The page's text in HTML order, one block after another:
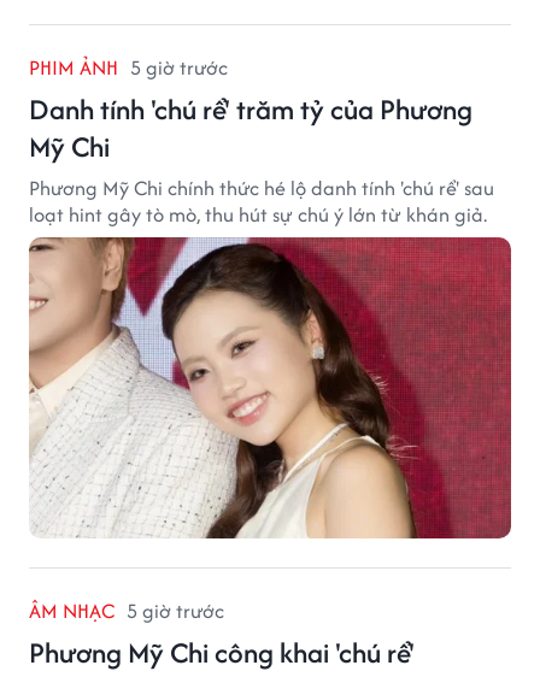
PHIM ẢNH 5 giờ trước
Danh tính 'chú rể' trăm tỷ của Phương
Mỹ Chi
Phương Mỹ Chi chính thức hé lộ danh tính 'chú rể' sau
loạt hint gây tò mò, thu hút sự chú ý lớn từ khán giả.
ÂM NHẠC 5 giờ trước
Phương Mỹ Chi công khai 'chú rể'